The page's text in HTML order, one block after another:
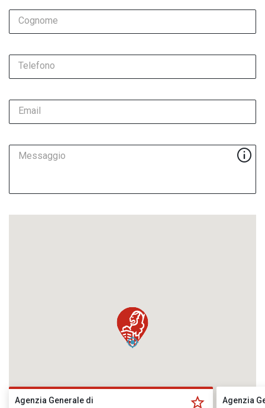
Cognome
Telefono
Email
Messaggio
Agenzia Generale di Agenzia